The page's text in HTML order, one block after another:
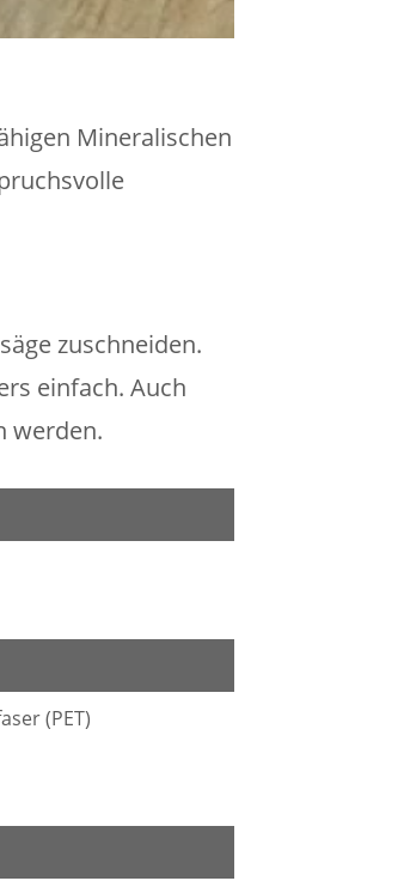
Mineralischen
zuschneiden.
einfach. Auch
werden.
(PET)